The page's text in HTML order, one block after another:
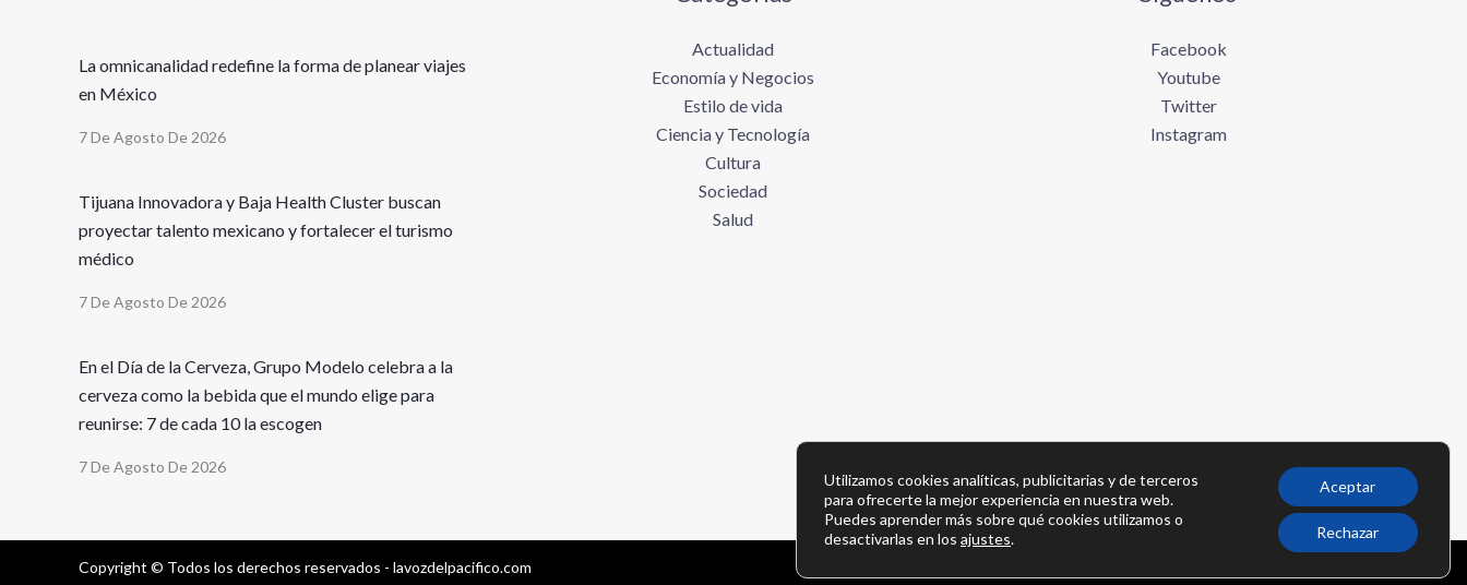
La omnicanalidad redefine la forma de planear viajes
en México
7 De Agosto De 2026
Tijuana Innovadora y Baja Health Cluster buscan
proyectar talento mexicano y fortalecer el turismo
médico
7 De Agosto De 2026
En el Día de la Cerveza, Grupo Modelo celebra a la
cerveza como la bebida que el mundo elige para
reunirse: 7 de cada 10 la escogen
7 De Agosto De 2026
Actualidad
Economía y Negocios
Estilo de vida
Ciencia y Tecnología
Cultura
Sociedad
Salud
Facebook
Youtube
Twitter
Instagram
Copyright © Todos los derechos reservados - lavozdelpacifico.com
Utilizamos cookies analíticas, publicitarias y de terceros
para ofrecerte la mejor experiencia en nuestra web.
Puedes aprender más sobre qué cookies utilizamos o
desactivarlas en los ajustes.
Aceptar
Rechazar